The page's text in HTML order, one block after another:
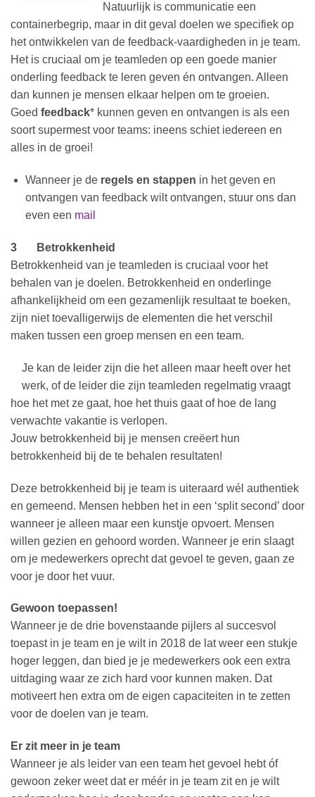
Natuurlijk is communicatie een
containerbegrip, maar in dit geval doelen we specifiek op
het ontwikkelen van de feedback-vaardigheden in je team.
Het is cruciaal om je teamleden op een goede manier
onderling feedback te leren geven én ontvangen. Alleen
dan kunnen je mensen elkaar helpen om te groeien.
Goed feedback* kunnen geven en ontvangen is als een
soort supermest voor teams: ineens schiet iedereen en
alles in de groei!
Wanneer je de regels en stappen in het geven en
ontvangen van feedback wilt ontvangen, stuur ons dan
even een mail
3 Betrokkenheid
Betrokkenheid van je teamleden is cruciaal voor het
behalen van je doelen. Betrokkenheid en onderlinge
afhankelijkheid om een gezamenlijk resultaat te boeken,
zijn niet toevalligerwijs de elementen die het verschil
maken tussen een groep mensen en een team.
Je kan de leider zijn die het alleen maar heeft over het
werk, of de leider die zijn teamleden regelmatig vraagt
hoe het met ze gaat, hoe het thuis gaat of hoe de lang
verwachte vakantie is verlopen.
Jouw betrokkenheid bij je mensen creëert hun
betrokkenheid bij de te behalen resultaten!
Deze betrokkenheid bij je team is uiteraard wél authentiek
en gemeend. Mensen hebben het in een ‘split second’ door
wanneer je alleen maar een kunstje opvoert. Mensen
willen gezien en gehoord worden. Wanneer je erin slaagt
om je medewerkers oprecht dat gevoel te geven, gaan ze
voor je door het vuur.
Gewoon toepassen!
Wanneer je de drie bovenstaande pijlers al succesvol
toepast in je team en je wilt in 2018 de lat weer een stukje
hoger leggen, dan bied je je medewerkers ook een extra
uitdaging waar ze zich hard voor kunnen maken. Dat
motiveert hen extra om de eigen capaciteiten in te zetten
voor de doelen van je team.
Er zit meer in je team
Wanneer je als leider van een team het gevoel hebt óf
gewoon zeker weet dat er méér in je team zit en je wilt